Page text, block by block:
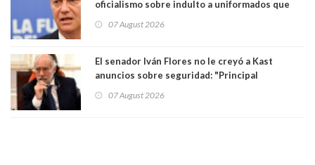
oficialismo sobre indulto a uniformados que
07 August 2026
El senador Iván Flores no le creyó a Kast
anuncios sobre seguridad: "Principal
perseguir ruta del dinero y levantar secreto
07 August 2026